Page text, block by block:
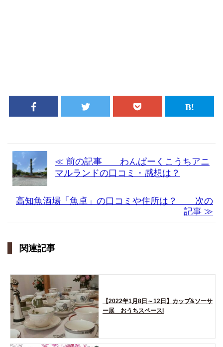
≪ 前の記事 わんぱーくこうちアニ
マルランドの口コミ・感想は？
高知魚酒場「魚卓」の口コミや住所は？ 次の
記事 ≫
関連記事
【2022年1月8日～12日】カップ&ソーサ
ー展 おうちスペースi